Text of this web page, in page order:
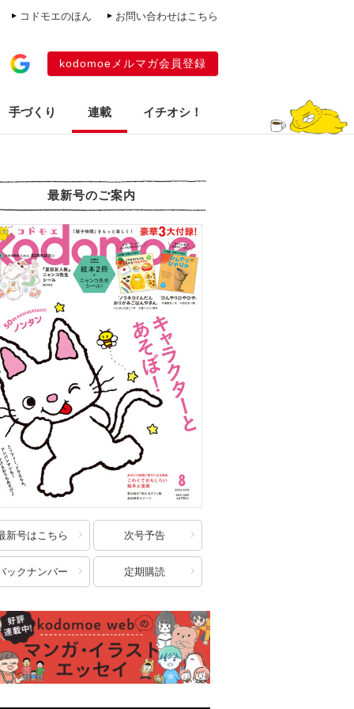
コドモエのほん お問い合わせはこちら
kodomoeメルマガ会員登録
手づくり 連載 イチオシ！
最新号のご案内
新号はこちら 次号予告
ックナンバー 定期購読